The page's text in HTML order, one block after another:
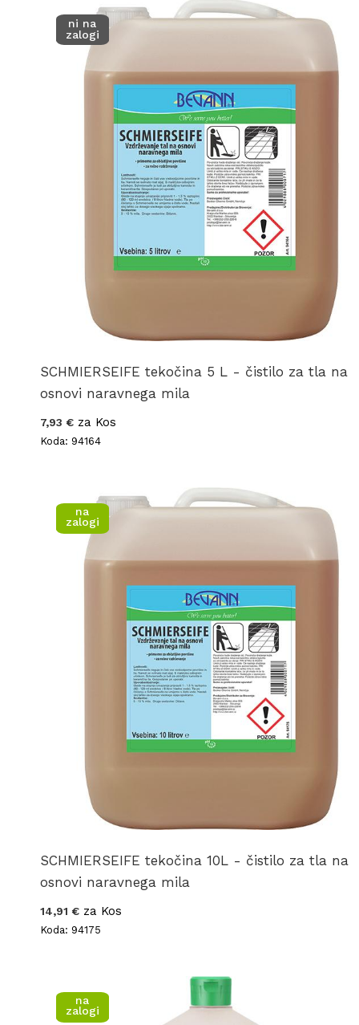
ni na
zalogi
SCHMIERSEIFE tekočina 5 L - čistilo za tla na
osnovi naravnega mila
7,93 € za Kos
Koda: 94164
na
zalogi
SCHMIERSEIFE tekočina 10L - čistilo za tla na
osnovi naravnega mila
14,91 € za Kos
Koda: 94175
na
zalogi